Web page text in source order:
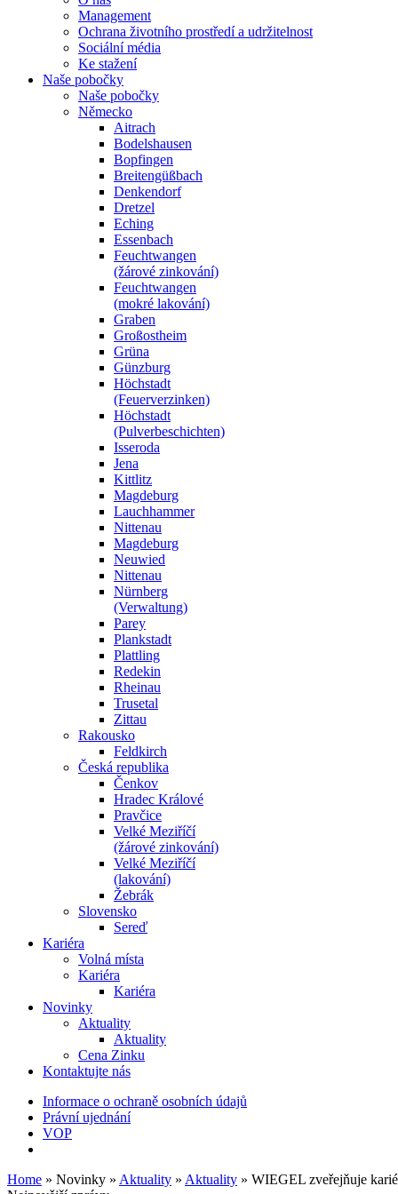
Management
Ochrana životního prostředí a udržitelnost
Sociální média
Ke stažení
Naše pobočky
Naše pobočky
Německo
Aitrach
Bodelshausen
Bopfingen
Breitengüßbach
Denkendorf
Dretzel
Eching
Essenbach
Feuchtwangen
(žárové zinkování)
Feuchtwangen
(mokré lakování)
Graben
Großostheim
Grüna
Günzburg
Höchstadt
(Feuerverzinken)
Höchstadt
(Pulverbeschichten)
Isseroda
Jena
Kittlitz
Magdeburg
Lauchhammer
Nittenau
Magdeburg
Neuwied
Nittenau
Nürnberg
(Verwaltung)
Parey
Plankstadt
Plattling
Redekin
Rheinau
Trusetal
Zittau
Rakousko
Feldkirch
Česká republika
Čenkov
Hradec Králové
Pravčice
Velké Meziříčí
(žárové zinkování)
Velké Meziříčí
(lakování)
Žebrák
Slovensko
Sereď
Kariéra
Volná místa
Kariéra
Kariéra
Novinky
Aktuality
Aktuality
Cena Zinku
Kontaktujte nás
Informace o ochraně osobních údajů
Právní ujednání
VOP
Home » Novinky » Aktuality » Aktuality » WIEGEL zveřejňuje